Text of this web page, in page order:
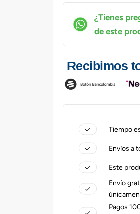
¿Tienes
de este
Recibimos
Tiempo
Envíos a
Este
Envío
Pagos